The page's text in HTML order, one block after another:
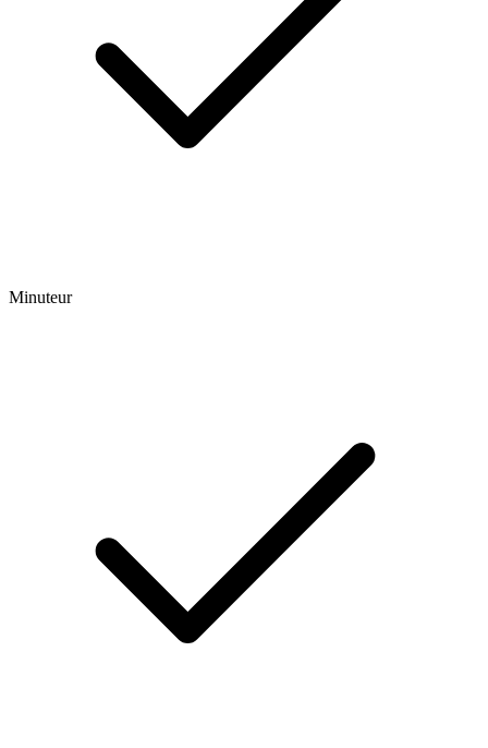
Minuteur